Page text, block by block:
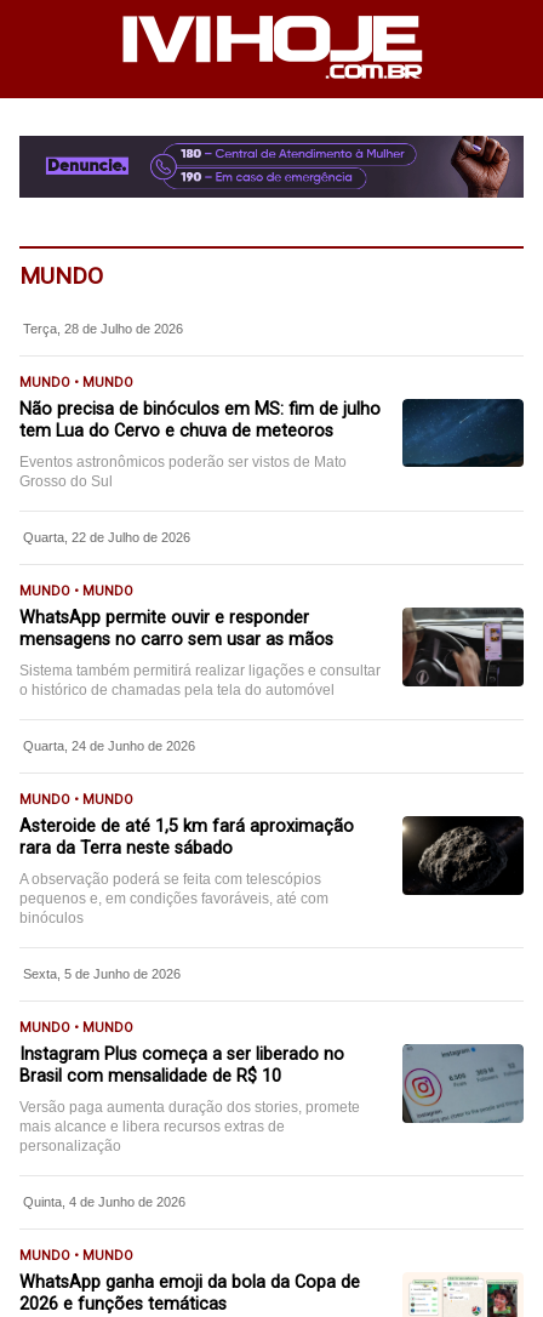
MUNDO
Terça, 28 de Julho de 2026
MUNDO • MUNDO
Não precisa de binóculos em MS: fim de julho
tem Lua do Cervo e chuva de meteoros
Eventos astronômicos poderão ser vistos de Mato
Grosso do Sul
Quarta, 22 de Julho de 2026
MUNDO • MUNDO
WhatsApp permite ouvir e responder
mensagens no carro sem usar as mãos
Sistema também permitirá realizar ligações e consultar
o histórico de chamadas pela tela do automóvel
Quarta, 24 de Junho de 2026
MUNDO • MUNDO
Asteroide de até 1,5 km fará aproximação
rara da Terra neste sábado
A observação poderá se feita com telescópios
pequenos e, em condições favoráveis, até com
binóculos
Sexta, 5 de Junho de 2026
MUNDO • MUNDO
Instagram Plus começa a ser liberado no
Brasil com mensalidade de R$ 10
Versão paga aumenta duração dos stories, promete
mais alcance e libera recursos extras de
personalização
Quinta, 4 de Junho de 2026
MUNDO • MUNDO
WhatsApp ganha emoji da bola da Copa de
2026 e funções temáticas